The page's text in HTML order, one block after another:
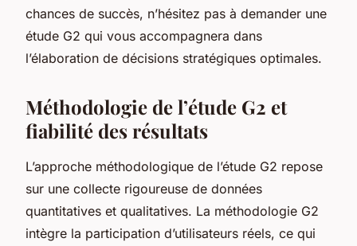
chances de succès, n’hésitez pas à demander une
étude G2 qui vous accompagnera dans
l’élaboration de décisions stratégiques optimales.
Méthodologie de l’étude G2 et
fiabilité des résultats
L’approche méthodologique de l’étude G2 repose
sur une collecte rigoureuse de données
quantitatives et qualitatives. La méthodologie G2
intègre la participation d’utilisateurs réels, ce qui